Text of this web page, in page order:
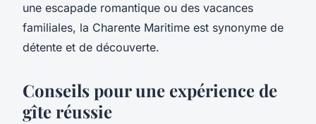
une escapade romantique ou des vacances
familiales, la Charente Maritime est synonyme de
détente et de découverte.
Conseils pour une expérience de
gîte réussie